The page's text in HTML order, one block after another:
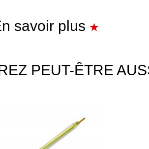
savoir plus
PEUT-ÊTRE